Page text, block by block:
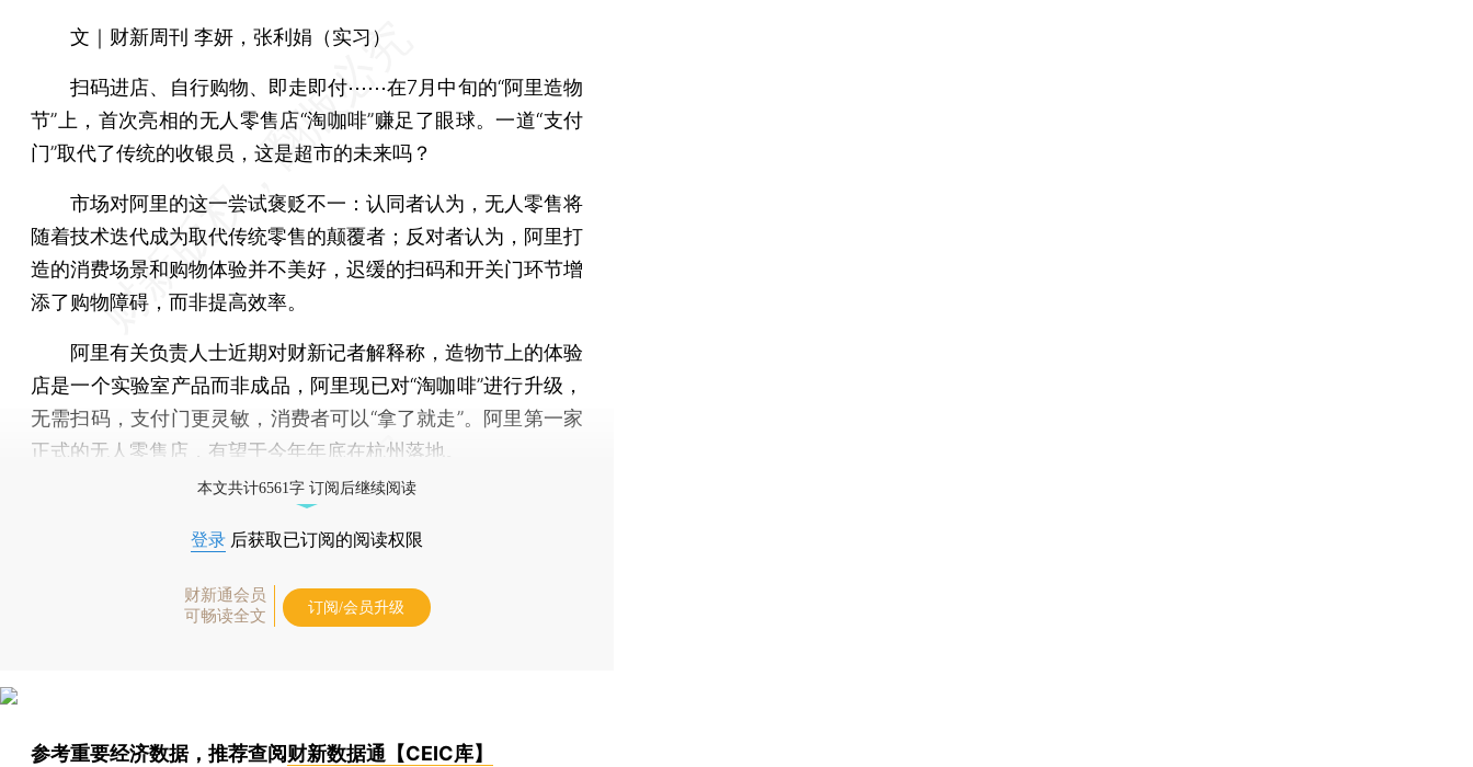
文｜财新周刊 李妍，张利娟（实习）
扫码进店、自行购物、即走即付⋯⋯在7月中旬的“阿里造物
节”上，首次亮相的无人零售店“淘咖啡”赚足了眼球。一道“支付
门”取代了传统的收银员，这是超市的未来吗？
市场对阿里的这一尝试褒贬不一：认同者认为，无人零售将
随着技术迭代成为取代传统零售的颠覆者；反对者认为，阿里打
造的消费场景和购物体验并不美好，迟缓的扫码和开关门环节增
添了购物障碍，而非提高效率。
阿里有关负责人士近期对财新记者解释称，造物节上的体验
店是一个实验室产品而非成品，阿里现已对“淘咖啡”进行升级，
无需扫码，支付门更灵敏，消费者可以“拿了就走”。阿里第一家
正式的无人零售店，有望于今年年底在杭州落地。
本文共计6561字 订阅后继续阅读
登录 后获取已订阅的阅读权限
财新通会员
可畅读全文
订阅/会员升级
参考重要经济数据，推荐查阅财新数据通【CEIC库】